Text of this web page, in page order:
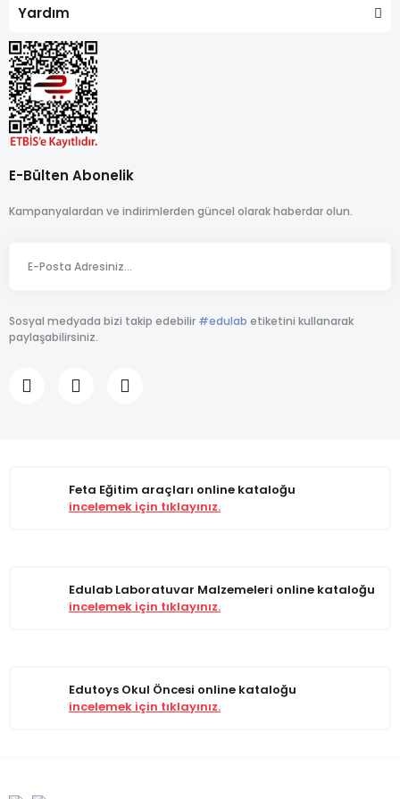
Yardım
E-Bülten Abonelik
Kampanyalardan ve indirimlerden güncel olarak haberdar olun.
Sosyal medyada bizi takip edebilir #edulab etiketini kullanarak
paylaşabilirsiniz.
Feta Eğitim araçları online kataloğu
incelemek için tıklayınız.
Edulab Laboratuvar Malzemeleri online kataloğu
incelemek için tıklayınız.
Edutoys Okul Öncesi online kataloğu
incelemek için tıklayınız.